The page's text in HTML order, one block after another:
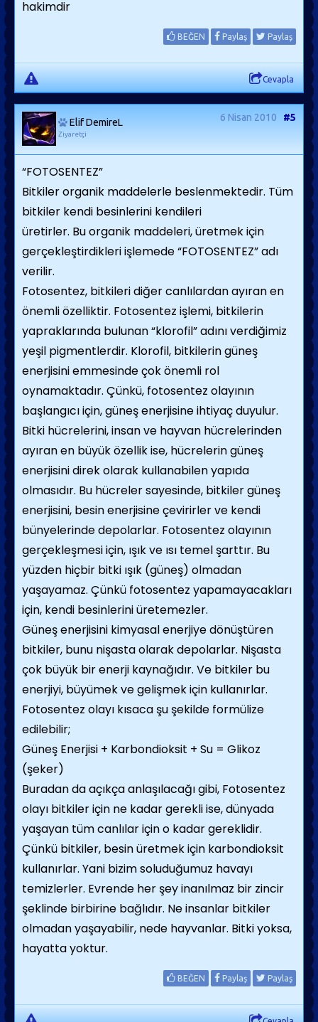
hakimdir
BEĞEN Paylaş Paylaş
Cevapla
Elif DemireL
Ziyaretçi
6 Nisan 2010 #5
“FOTOSENTEZ”
Bitkiler organik maddelerle beslenmektedir. Tüm
bitkiler kendi besinlerini kendileri
üretirler. Bu organik maddeleri, üretmek için
gerçekleştirdikleri işlemede “FOTOSENTEZ” adı
verilir.
Fotosentez, bitkileri diğer canlılardan ayıran en
önemli özelliktir. Fotosentez işlemi, bitkilerin
yapraklarında bulunan “klorofil” adını verdiğimiz
yeşil pigmentlerdir. Klorofil, bitkilerin güneş
enerjisini emmesinde çok önemli rol
oynamaktadır. Çünkü, fotosentez olayının
başlangıcı için, güneş enerjisine ihtiyaç duyulur.
Bitki hücrelerini, insan ve hayvan hücrelerinden
ayıran en büyük özellik ise, hücrelerin güneş
enerjisini direk olarak kullanabilen yapıda
olmasıdır. Bu hücreler sayesinde, bitkiler güneş
enerjisini, besin enerjisine çevirirler ve kendi
bünyelerinde depolarlar. Fotosentez olayının
gerçekleşmesi için, ışık ve ısı temel şarttır. Bu
yüzden hiçbir bitki ışık (güneş) olmadan
yaşayamaz. Çünkü fotosentez yapamayacakları
için, kendi besinlerini üretemezler.
Güneş enerjisini kimyasal enerjiye dönüştüren
bitkiler, bunu nişasta olarak depolarlar. Nişasta
çok büyük bir enerji kaynağıdır. Ve bitkiler bu
enerjiyi, büyümek ve gelişmek için kullanırlar.
Fotosentez olayı kısaca şu şekilde formülize
edilebilir;
Güneş Enerjisi + Karbondioksit + Su = Glikoz
(şeker)
Buradan da açıkça anlaşılacağı gibi, Fotosentez
olayı bitkiler için ne kadar gerekli ise, dünyada
yaşayan tüm canlılar için o kadar gereklidir.
Çünkü bitkiler, besin üretmek için karbondioksit
kullanırlar. Yani bizim soluduğumuz havayı
temizlerler. Evrende her şey inanılmaz bir zincir
şeklinde birbirine bağlıdır. Ne insanlar bitkiler
olmadan yaşayabilir, nede hayvanlar. Bitki yoksa,
hayatta yoktur.
BEĞEN Paylaş Paylaş